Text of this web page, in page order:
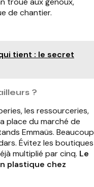
de chantier.
tient : le secret
?
les ressourceries,
place du marché de
Emmaüs. Beaucoup
Évitez les boutiques
multiplié par cinq. Le
plastique chez